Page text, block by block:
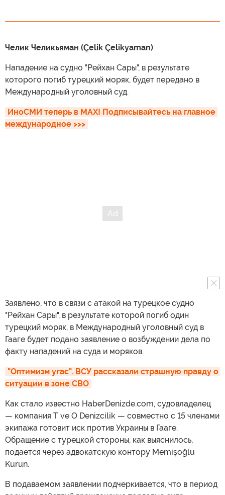
Челик Челикьяман (Çelik Çelikyaman)
Нападение на судно "Рейхан Сары", в результате
которого погиб турецкий моряк, будет передано в
Международный уголовный суд.
ИноСМИ теперь в MAX! Подписывайтесь на главное
международное >>>
Заявлено, что в связи с атакой на турецкое судно
"Рейхан Сары", в результате которой погиб один
турецкий моряк, в Международный уголовный суд в
Гааге будет подано заявление о возбуждении дела по
факту нападений на суда и моряков.
"Оптимизм угас". ВСУ рассказали страшную правду о
ситуации в зоне СВО
Как стало известно HaberDenizde.com, судовладелец
— компания T ve O Denizcilik — совместно с 15 членами
экипажа готовит иск против Украины в Гааге.
Обращение с турецкой стороны, как выяснилось,
подается через адвокатскую контору Memişoğlu
Kurun.
В подаваемом заявлении подчеркивается, что в период